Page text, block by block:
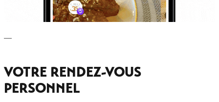
—
VOTRE RENDEZ-VOUS
PERSONNEL